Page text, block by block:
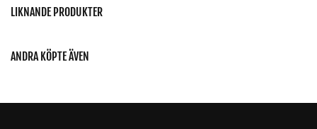
LIKNANDE PRODUKTER
ANDRA KÖPTE ÄVEN